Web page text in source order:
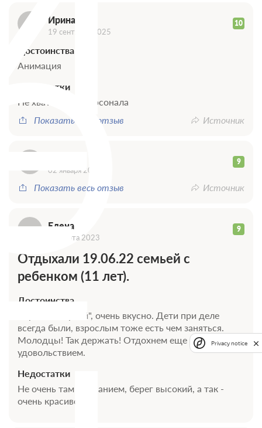
Ирина 10
19 сентября 2025
Достоинства
Анимация
Недостатки
Не хватает медперсонала
Показать весь отзыв
Источник
9
02 января 2024
Показать весь отзыв Источник
Елена 9
01 марта 2023
Отдыхали 19.06.22 семьей с
ребенком (11 лет).
Достоинства
Кормят на "убой", очень вкусно. Дети при деле
всегда были, взрослым тоже есть чем заняться.
Молодцы! Так держать! Отдохнем еще раз с
удовольствием.
Недостатки
Не очень там с купанием, берег высокий, а так -
очень красиво!
Privacy notice